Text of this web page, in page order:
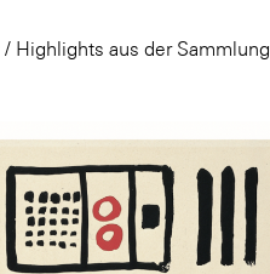
/ Highlights aus der Sammlung